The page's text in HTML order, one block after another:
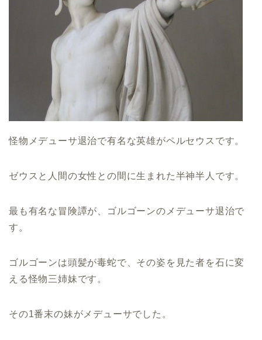
怪物メデューサ退治で有名な英雄がペルセウスです。
ゼウスと人間の女性との間に生まれた半神半人です。
最も有名な冒険譚が、ゴルゴーンのメデューサ退治で
す。
ゴルゴーンは頭髪が毒蛇で、その姿を見た者を石に変
える怪物三姉妹です。
その1番末の妹がメデューサでした。